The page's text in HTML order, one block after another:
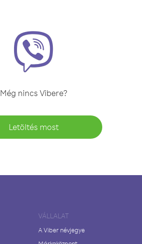
Még nincs Vibere?
Letöltés most
VÁLLALAT
A Viber névjegye